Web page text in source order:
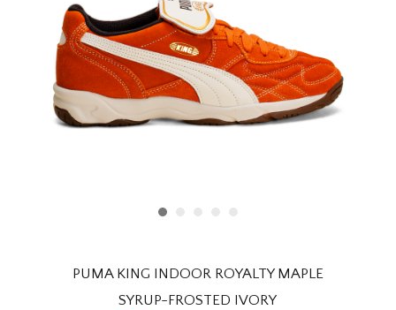
MERKEN
THE EDIT
PUMA KING INDOOR ROYALTY MAPLE
SYRUP-FROSTED IVORY